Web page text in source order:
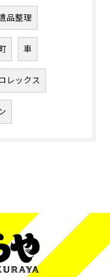
品整理
車
レックス